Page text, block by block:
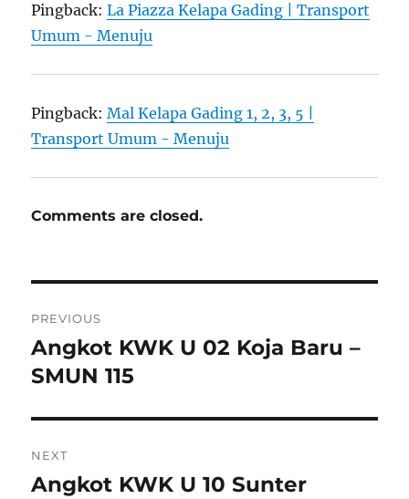
Pingback:La Piazza Kelapa Gading | Transport
Umum - Menuju
Pingback:Mal Kelapa Gading 1, 2, 3, 5 |
Transport Umum - Menuju
Comments are closed.
navigation
PREVIOUS
Previous
post:
Angkot KWK U 02 Koja Baru –
SMUN 115
NEXT
Next
Angkot KWK U 10 Sunter